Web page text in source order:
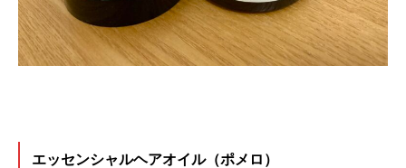
エッセンシャルヘアオイル（ポメロ）